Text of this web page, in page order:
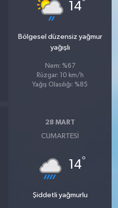
14°
Bölgesel düzensiz yağmur
yağışlı
Nem: %67
Rüzgar: 10 km/h
Yağış Olasılığı: %85
28 MART
CUMARTESI
14°
Şiddetli yağmurlu